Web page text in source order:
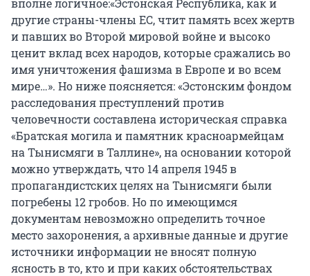
другие страны-члены ЕС, чтит память всех жертв
и павших во Второй мировой войне и высоко
ценит вклад всех народов, которые сражались во
имя уничтожения фашизма в Европе и во всем
мире…». Но ниже поясняется: «Эстонским фондом
расследования преступлений против
человечности составлена историческая справка
«Братская могила и памятник красноармейцам
на Тынисмяги в Таллине», на основании которой
можно утверждать, что 14 апреля 1945 в
пропагандистских целях на Тынисмяги были
погребены 12 гробов. Но по имеющимся
документам невозможно определить точное
место захоронения, а архивные данные и другие
источники информации не вносят полную
ясность в то, кто и при каких обстоятельствах